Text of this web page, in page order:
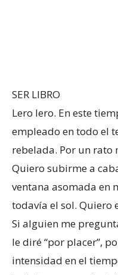
SER LIBRO
Lero lero. En este
empleado en todo el
rebelada. Por un rato
Quiero subirme a
ventana asomada en
todavía el sol. Quiero
Si alguien me
le diré “por placer”,
intensidad en el